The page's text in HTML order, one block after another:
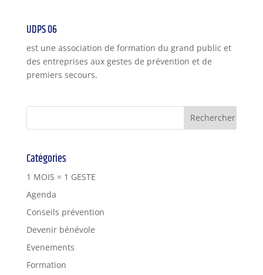
UDPS 06
est une association de formation du grand public et
des entreprises aux gestes de prévention et de
premiers secours.
Catégories
1 MOIS = 1 GESTE
Agenda
Conseils prévention
Devenir bénévole
Evenements
Formation